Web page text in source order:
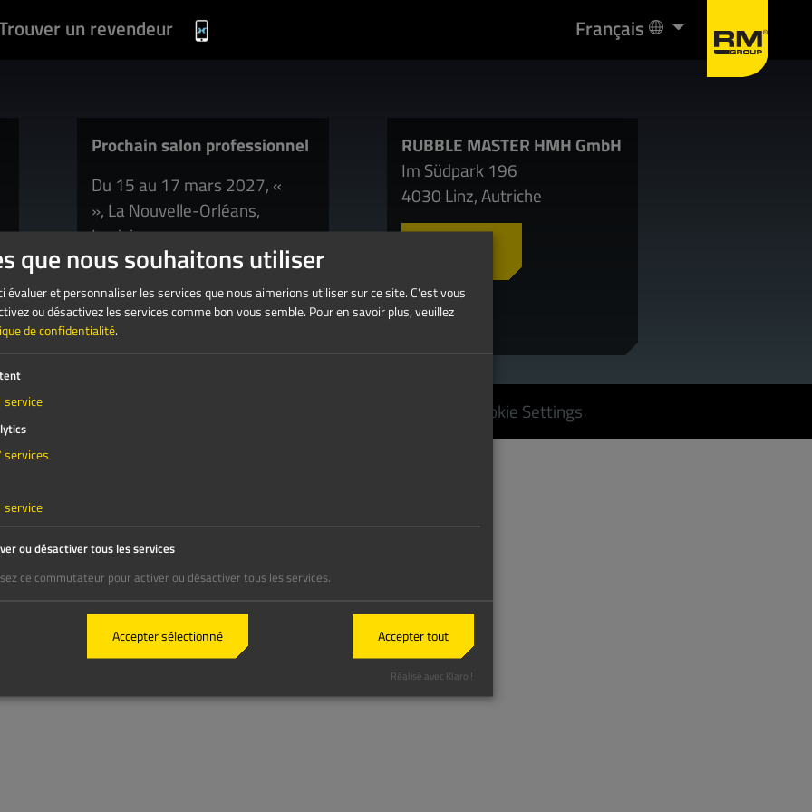
un revendeur Language
Français
Prochain salon professionnel
Du 15 au 17 mars 2027, «
», La Nouvelle-Orléans,
Louisiane
RUBBLE MASTER HMH GmbH
Im Südpark 196
4030 Linz, Autriche
MASTER Cookie Settings
que nous souhaitons utiliser
évaluer et personnaliser les services que nous aimerions utiliser sur ce site. C'est vous
ou désactivez les services comme bon vous semble. Pour en savoir plus, veuillez
de confidentialité.
service
services
service
ou désactiver tous les services
ce commutateur pour activer ou désactiver tous les services.
Accepter sélectionné Accepter tout
Réalisé avec Klaro !